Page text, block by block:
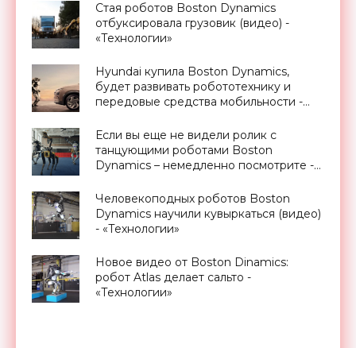
Стая роботов Boston Dynamics
отбуксировала грузовик (видео) -
«Технологии»
Hyundai купила Boston Dynamics,
будет развивать робототехнику и
передовые средства мобильности -
Если вы еще не видели ролик с
танцующими роботами Boston
Dynamics – немедленно посмотрите -
Человекоподных роботов Boston
Dynamics научили кувыркаться (видео)
- «Технологии»
Новое видео от Boston Dinamics:
робот Atlas делает сальто -
«Технологии»